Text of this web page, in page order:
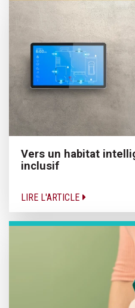
Vers un habitat
inclusif
LIRE L'ARTICLE